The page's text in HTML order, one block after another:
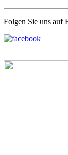
Folgen Sie uns auf